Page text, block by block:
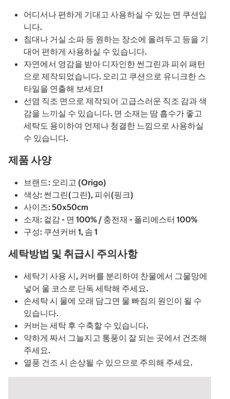
어디서나 편하게 기대고 사용하실 수 있는 면 쿠션입
니다.
침대나 거실 소파 등 원하는 장소에 올려두고 등을 기
대어 편하게 사용하실 수 있습니다.
자연에서 영감을 받아 디자인한 썬그린과 피쉬 패턴
으로 제작되었습니다. 오리고 쿠션으로 유니크한 스
타일을 연출해 보세요!
선염 직조 면으로 제작되어 고급스러운 직조 감과 색
감을 느끼실 수 있습니다. 면 소재는 땀 흡수가 좋고
세탁도 용이하여 언제나 청결한 느낌으로 사용하실
수 있습니다.
제품 사양
브랜드: 오리고 (Origo)
색상: 썬그린(그린), 피쉬(핑크)
사이즈: 50x50cm
소재: 겉감 - 면 100% / 충전재 - 폴리에스터 100%
구성: 쿠션커버 1, 솜 1
세탁방법 및 취급시 주의사항
세탁기 사용 시, 커버를 분리하여 찬물에서 그물망에
넣어 울 코스로 단독 세탁해 주세요.
손세탁 시 물에 오래 담그면 물 빠짐의 원인이 될 수
있습니다.
커버는 세탁 후 수축할 수 있습니다.
약하게 짜서 그늘지고 통풍이 잘 되는 곳에서 건조해
주세요.
열풍 건조 시 손상될 수 있으므로 주의해 주세요.